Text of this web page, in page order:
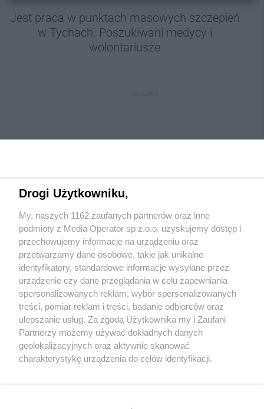
Jest praca w punktach masowych szczepień
w Tychach. Poszukiwani medycy i
wolontariusze
Wydawca mediówlokalnych
Nie zapomnij
zapoznać się z:
polityką prywatności regulamin korzystania z portali
Twojemiasto
Piekary Śląskie
Chorzów
Tarnowskie Góry
Skontakuj sięz nami
Kontakt
Wydawca
Redakcja
Drogi Użytkowniku,
My, naszych 1162 zaufanych partnerów oraz inne
podmioty z Media Operator sp z.o.o. uzyskujemy dostęp i
przechowujemy informacje na urządzeniu oraz
przetwarzamy dane osobowe, takie jak unikalne
identyfikatory, standardowe informacje wysyłane przez
urządzenie czy dane przeglądania w celu zapewniania
spersonalizowanych reklam, wybór spersonalizowanych
treści, pomiar reklam i treści, badanie odbiorców oraz
ulepszanie usług. Za zgodą Użytkownika my i Zaufani
Partnerzy możemy używać dokładnych danych
geolokalizacyjnych oraz aktywnie skanować
charakterystykę urządzenia do celów identyfikacji.